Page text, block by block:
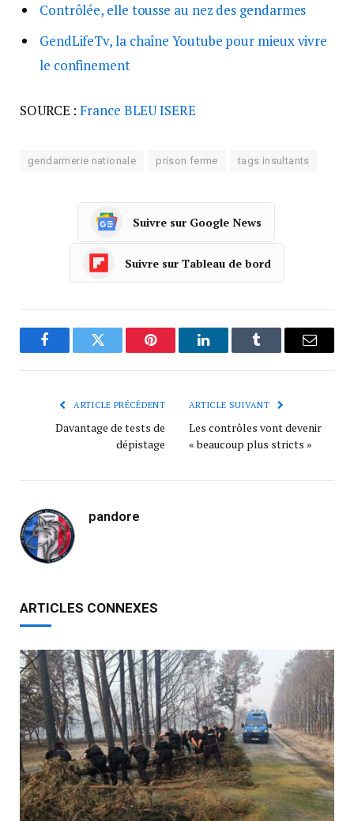
Contrôlée, elle tousse au nez des gendarmes
GendLifeTv, la chaîne Youtube pour mieux vivre
le confinement
SOURCE :France BLEU ISERE
gendarmerie nationale prison ferme tags insultants
Suivre sur Google News
Suivre sur Tableau de bord
FacebookTwitter Pinterest LinkedInTumblr
ARTICLE PRÉCÉDENT
Davantage de tests de
dépistage
ARTICLE SUIVANT
Les contrôles vont devenir
« beaucoup plus stricts »
pandore
ARTICLES CONNEXES